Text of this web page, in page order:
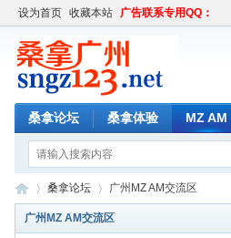
设为首页 收藏本站 广告联系专用QQ：
桑拿论坛 桑拿体验 MZ AM
桑拿论坛 广州MZ AM交流区
广州MZ AM交流区